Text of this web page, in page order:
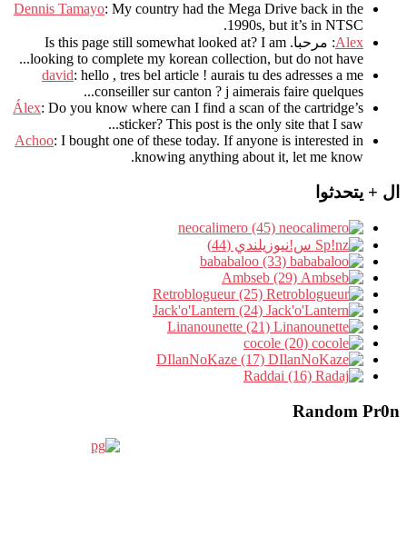
Dennis Tamayo: My country had the Mega Drive back in the
1990s, but it’s in NTSC
.
Alex: مرحبا. Is this page still somewhat looked at? I am
looking to complete my korean collection, but do not have..
.
david: hello , tres bel article ! aurais tu des adresses a me
conseiller sur canton ? j aimerais faire quelques..
.
Álex: Do you know where can I find a scan of the cartridge’s
sticker? This post is the only site that I saw...
Achoo: I bought one of these today. If anyone is interested in
knowing anything about it, let me know.
ال + يتحدثوا
س!نيوزيلندي (44)
Random Pr0n